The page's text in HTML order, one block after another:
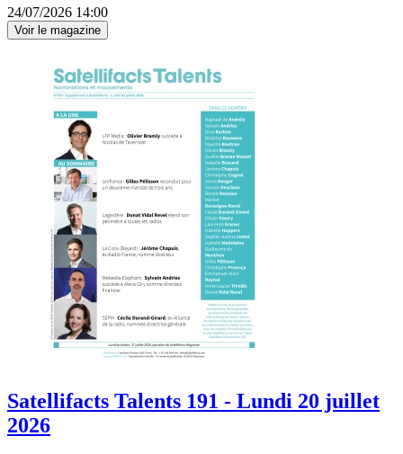
24/07/2026 14:00
Voir le magazine
Satellifacts Talents 191 - Lundi 20 juillet
2026